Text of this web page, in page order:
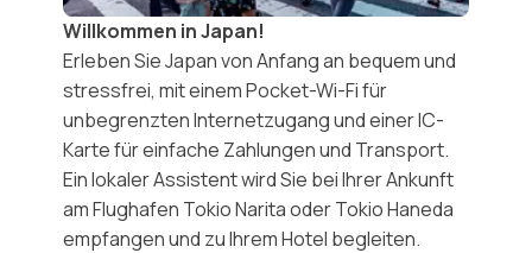
Willkommen in Japan!
Erleben Sie Japan von Anfang an bequem und
stressfrei, mit einemPocket-Wi-Fifür
unbegrenzten Internetzugang und einerIC-
Kartefür einfache Zahlungen und Transport.
Ein lokaler Assistent wird Sie bei Ihrer Ankunft
am Flughafen Tokio Narita oder Tokio Haneda
empfangen und zu Ihrem Hotel begleiten.